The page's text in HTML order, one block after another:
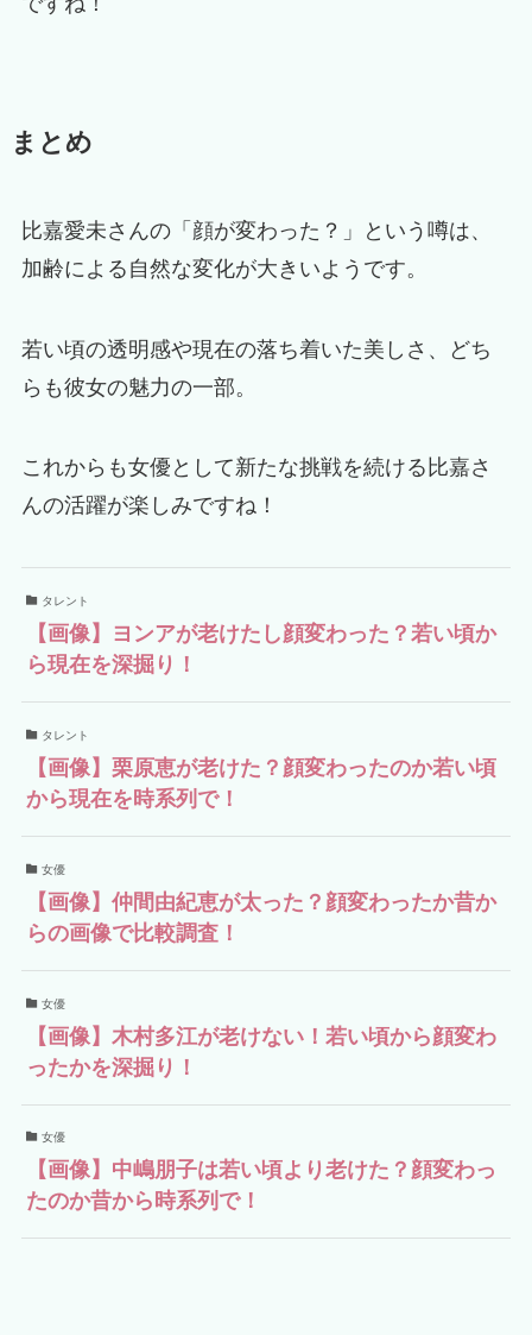
まとめ
比嘉愛未さんの「顔が変わった？」という噂は、
加齢による自然な変化が大きいようです。
若い頃の透明感や現在の落ち着いた美しさ、どち
らも彼女の魅力の一部。
これからも女優として新たな挑戦を続ける比嘉さ
んの活躍が楽しみですね！
タレント
【画像】ヨンアが老けたし顔変わった？若い頃か
ら現在を深掘り！
タレント
【画像】栗原恵が老けた？顔変わったのか若い頃
から現在を時系列で！
女優
【画像】仲間由紀恵が太った？顔変わったか昔か
らの画像で比較調査！
女優
【画像】木村多江が老けない！若い頃から顔変わ
ったかを深掘り！
女優
【画像】中嶋朋子は若い頃より老けた？顔変わっ
たのか昔から時系列で！